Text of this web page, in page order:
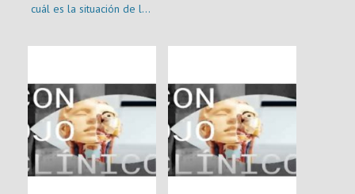
cuál es la situación de los